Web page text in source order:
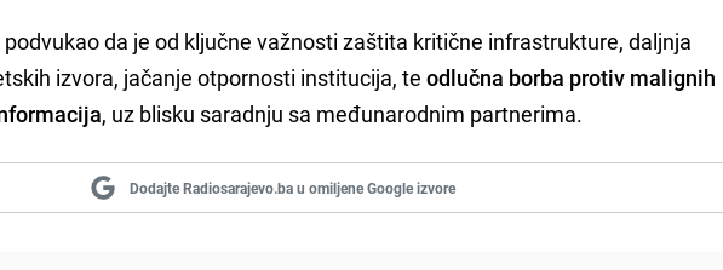
podvukao da je od ključne važnosti zaštita kritične infrastrukture, daljnja
izvora, jačanje otpornosti institucija, teodlučna borba protiv malignih
, uz blisku saradnju sa međunarodnim partnerima.
Dodajte Radiosarajevo.ba u omiljene Google izvore